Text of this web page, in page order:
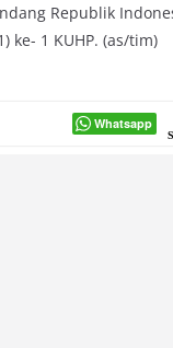
Republik
ke- 1 KUHP. (as/tim)
Whatsapp